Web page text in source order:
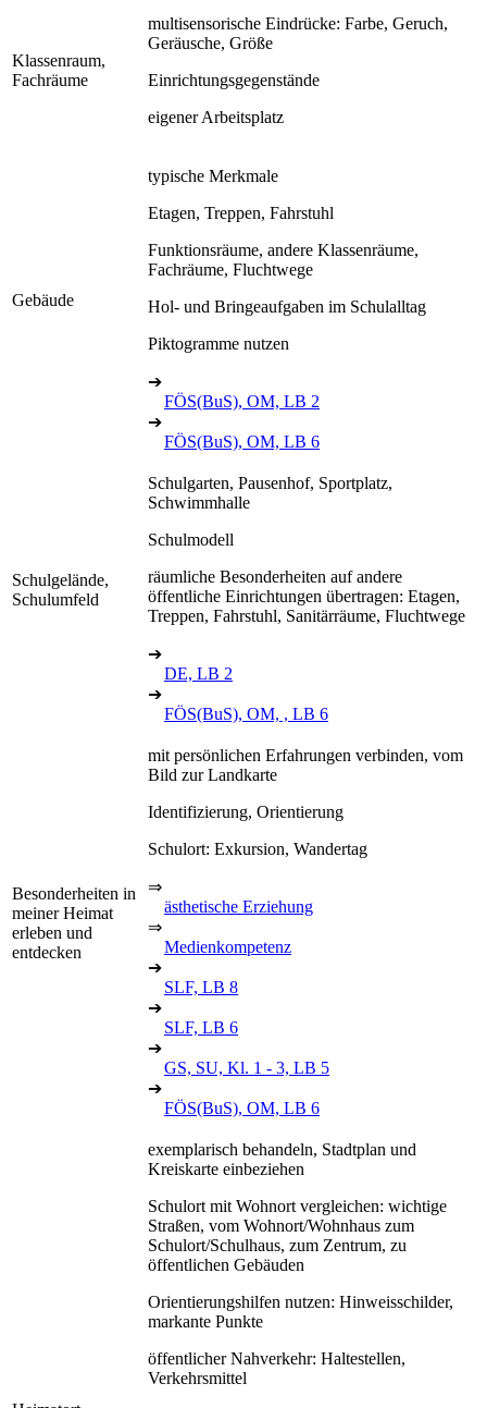
Klassenraum,
Fachräume
multisensorische Eindrücke: Farbe, Geruch,
Geräusche, Größe
Einrichtungsgegenstände
eigener Arbeitsplatz
Gebäude
typische Merkmale
Etagen, Treppen, Fahrstuhl
Funktionsräume, andere Klassenräume,
Fachräume, Fluchtwege
Hol- und Bringeaufgaben im Schulalltag
Piktogramme nutzen
➔
FÖS(BuS), OM, LB 2
➔
FÖS(BuS), OM, LB 6
Schulgelände,
Schulumfeld
Schulgarten, Pausenhof, Sportplatz,
Schwimmhalle
Schulmodell
räumliche Besonderheiten auf andere
öffentliche Einrichtungen übertragen: Etagen,
Treppen, Fahrstuhl, Sanitärräume, Fluchtwege
➔
DE, LB 2
➔
FÖS(BuS), OM, , LB 6
Besonderheiten in
meiner Heimat
erleben und
entdecken
mit persönlichen Erfahrungen verbinden, vom
Bild zur Landkarte
Identifizierung, Orientierung
Schulort: Exkursion, Wandertag
⇒
ästhetische Erziehung
⇒
Medienkompetenz
➔
SLF, LB 8
➔
SLF, LB 6
➔
GS, SU, Kl. 1 - 3, LB 5
➔
FÖS(BuS), OM, LB 6
exemplarisch behandeln, Stadtplan und
Kreiskarte einbeziehen
Schulort mit Wohnort vergleichen: wichtige
Straßen, vom Wohnort/Wohnhaus zum
Schulort/Schulhaus, zum Zentrum, zu
öffentlichen Gebäuden
Orientierungshilfen nutzen: Hinweisschilder,
markante Punkte
öffentlicher Nahverkehr: Haltestellen,
Verkehrsmittel